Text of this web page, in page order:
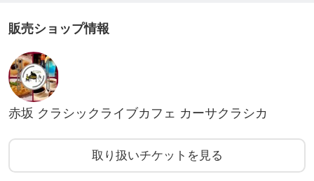
販売ショップ情報
赤坂 クラシックライブカフェ カーサクラシカ
取り扱いチケットを見る